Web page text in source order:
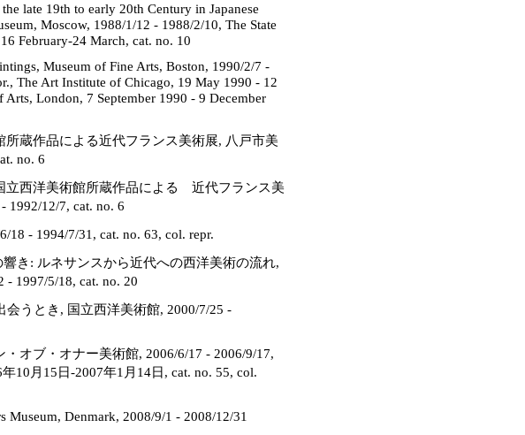
late 19th to early 20th Century in Japanese
Moscow, 1988/1/12 - 1988/2/10, The State
February-24 March, cat. no. 10
Museum of Fine Arts, Boston, 1990/2/7 -
The Art Institute of Chicago, 19 May 1990 - 12
London, 7 September 1990 - 9 December
蔵作品による近代フランス美術展, 八戸市美
no. 6
立西洋美術館所蔵作品による 近代フランス美
1992/12/7, cat. no. 6
18 - 1994/7/31, cat. no. 63, col. repr.
き: ルネサンスから近代への西洋美術の流れ,
1997/5/18, cat. no. 20
うとき, 国立西洋美術館, 2000/7/25 -
オブ・オナー美術館, 2006/6/17 - 2006/9/17,
10月15日-2007年1月14日, cat. no. 55, col.
Museum, Denmark, 2008/9/1 - 2008/12/31